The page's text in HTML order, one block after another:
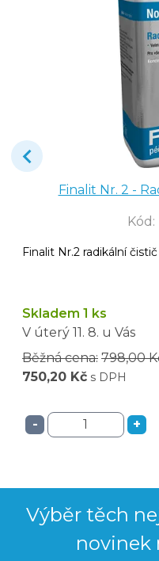
Finalit Nr. 2 -
Kód :
Finalit Nr.2 radikální
Skladem 1 ks
V úterý 11. 8. u Vás
Běžná cena: 798,00
750,20 Kč s DPH
- +
Výběr těch
novinek